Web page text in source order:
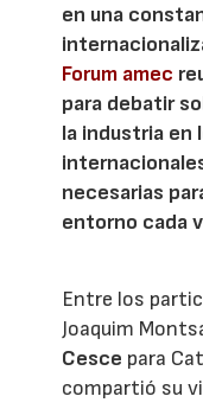
en una
Forum amec
para debatir
la industria en
necesarias
entorno cada
Entre los
Joaquim
Cesce para
compartió su